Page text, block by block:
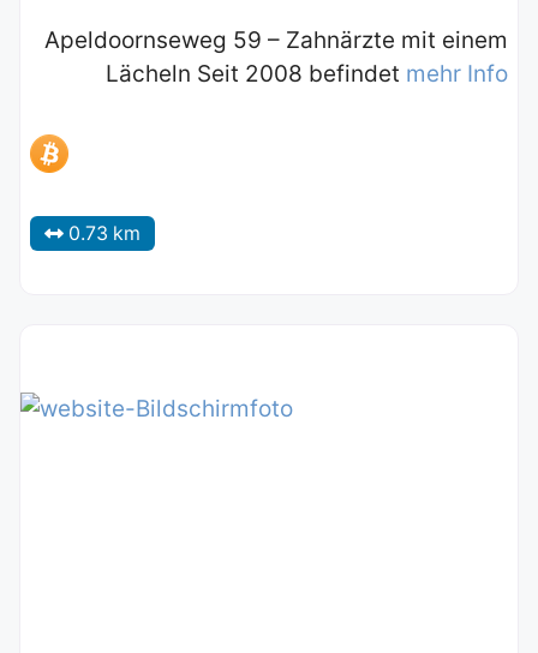
Apeldoornseweg 59 – Zahnärzte mit einem
Lächeln Seit 2008 befindet mehr Info
0.73 km